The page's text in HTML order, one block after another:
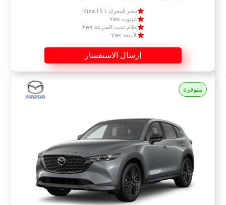
حجم المحرك Size 1.5 L
بلوتوث Yes
نظام تثبيت السرعة Yes
الأمتعة Yes
إرسال الاستفسار
متوفرة